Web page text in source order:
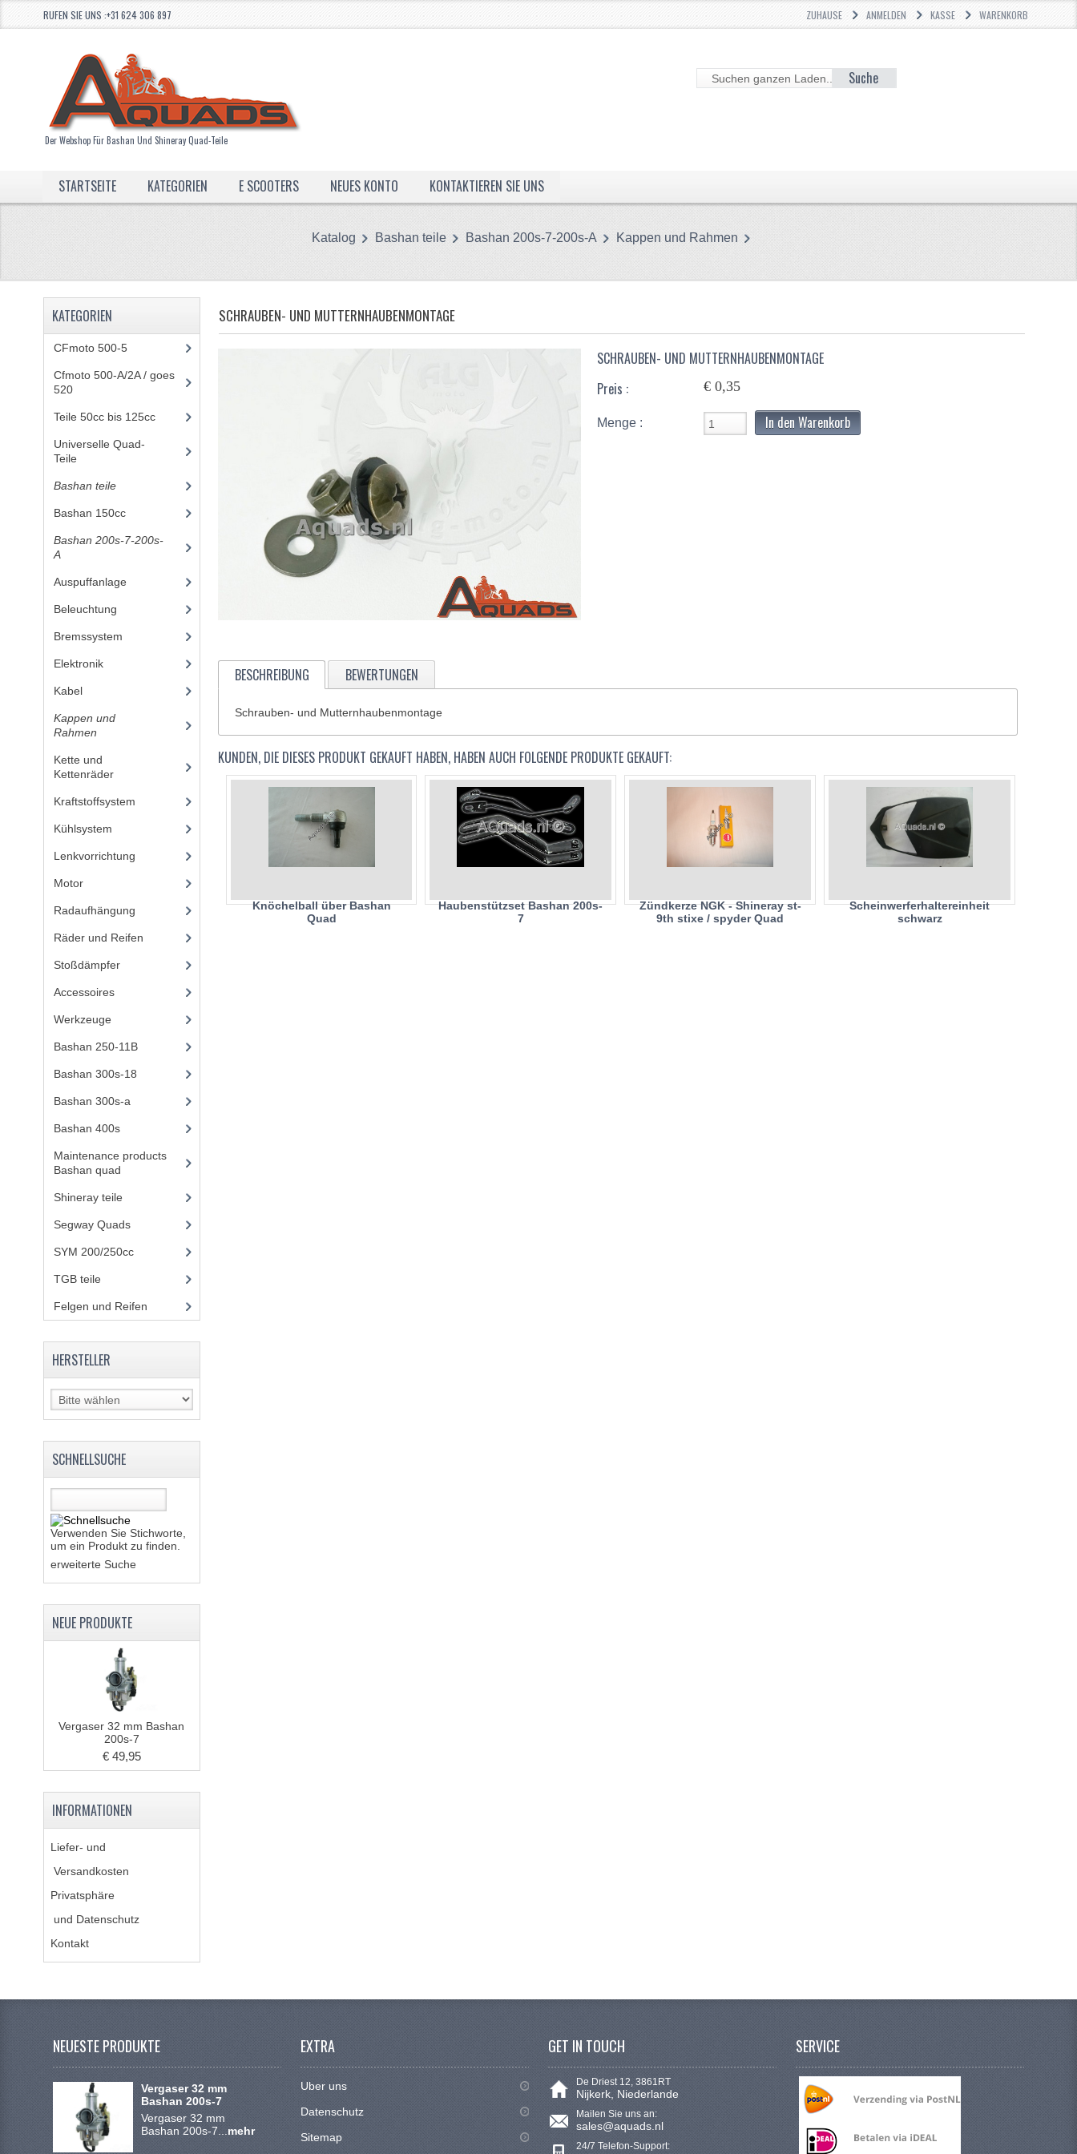
RUFEN SIE UNS :+31 624 306 897 ZUHAUSE ANMELDEN KASSE WARENKORB
Der Webshop Für Bashan Und Shineray Quad-Teile
Suche
STARTSEITE KATEGORIEN E SCOOTERS NEUES KONTO KONTAKTIEREN SIE UNS
Katalog Bashan teile Bashan 200s-7-200s-A Kappen und Rahmen
SCHRAUBEN- UND MUTTERNHAUBENMONTAGE
SCHRAUBEN- UND MUTTERNHAUBENMONTAGE
Preis :
€ 0,35
Menge : In den Warenkorb
BESCHREIBUNG BEWERTUNGEN
Schrauben- und Mutternhaubenmontage
KUNDEN, DIE DIESES PRODUKT GEKAUFT HABEN, HABEN AUCH FOLGENDE PRODUKTE GEKAUFT:
Knöchelball über Bashan
Quad
Haubenstützset Bashan 200s-
7
Zündkerze NGK - Shineray st-
9th stixe / spyder Quad
Scheinwerferhaltereinheit
schwarz
KATEGORIEN
CFmoto 500-5(5)
Cfmoto 500-A/2A / goes
520(347)
Teile 50cc bis 125cc(49)
Universelle Quad-
Teile
Bashan teile(1024)
Bashan 150cc(36)
Bashan 200s-7-200s-
A(481)
Auspuffanlage
Beleuchtung
Bremssystem
Elektronik(34)
Kabel(8)
Kappen und
Rahmen
Kette und
Kettenräder(18)
Kraftstoffsystem
Kühlsystem
Lenkvorrichtung
Motor(98)
Radaufhängung
Räder und Reifen
Stoßdämpfer(14)
Accessoires(73)
Werkzeuge
Bashan 250-11B(385)
Bashan 300s-18
Bashan 300s-a
Bashan 400s(5)
Maintenance products
Bashan quad
Shineray teile
Segway Quads(6)
SYM 200/250cc(15)
TGB teile
Felgen und Reifen
HERSTELLER
SCHNELLSUCHE
Verwenden Sie Stichworte,
um ein Produkt zu finden.
erweiterte Suche
NEUE PRODUKTE
Vergaser 32 mm Bashan
200s-7
€ 49,95
INFORMATIONEN
Liefer- und
Versandkosten
Privatsphäre
und Datenschutz
Kontakt
NEUESTE PRODUKTE
Vergaser 32 mm
Bashan 200s-7
Vergaser 32 mm
Bashan 200s-7... mehr
EXTRA
Uber uns
Datenschutz
Sitemap
GET IN TOUCH
De Driest 12, 3861RT
Nijkerk, Niederlande
Mailen Sie uns an:
sales@aquads.nl
24/7 Telefon-Support:
SERVICE